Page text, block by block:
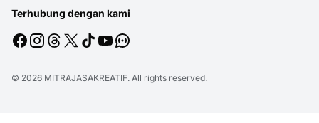
Terhubung dengan kami
© 2026 MITRAJASAKREATIF. All rights reserved.